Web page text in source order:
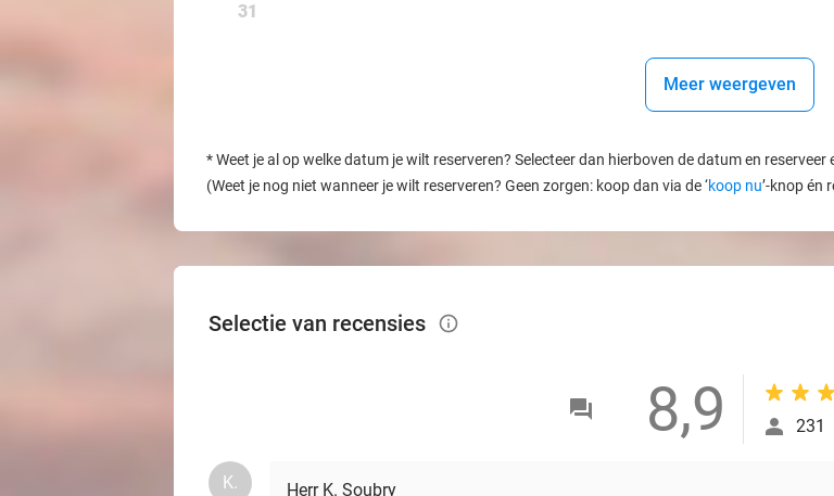
31
Meer weergeven
*Weet je al op welke datum je wilt reserveren? Selecteer dan hierboven de datum en
(Weet je nog niet wanneer je wilt reserveren? Geen zorgen: koop dan via de ‘koop nu’-knop én
Selectie van recensies info_outlined
8,9 231
K. Herr K. Soubry